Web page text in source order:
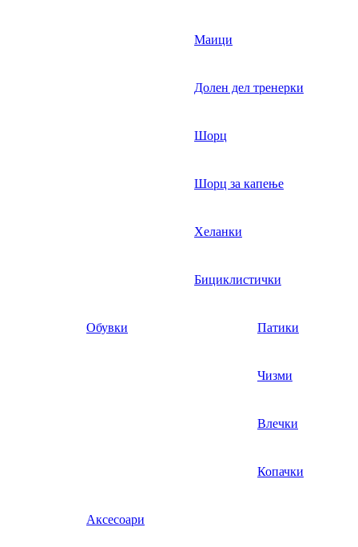
Маици
Долен дел тренерки
Шорц
Шорц за капење
Хеланки
Бициклистички
Обувки Патики
Чизми
Влечки
Копачки
Аксесоари